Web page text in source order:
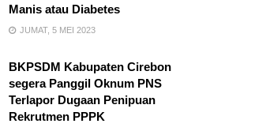
Manis atau Diabetes
JUMAT, 5 MEI 2023
BKPSDM Kabupaten Cirebon
segera Panggil Oknum PNS
Terlapor Dugaan Penipuan
Rekrutmen PPPK